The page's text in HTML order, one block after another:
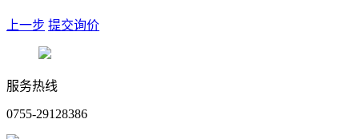
上一步 提交询价
服务热线
0755-29128386